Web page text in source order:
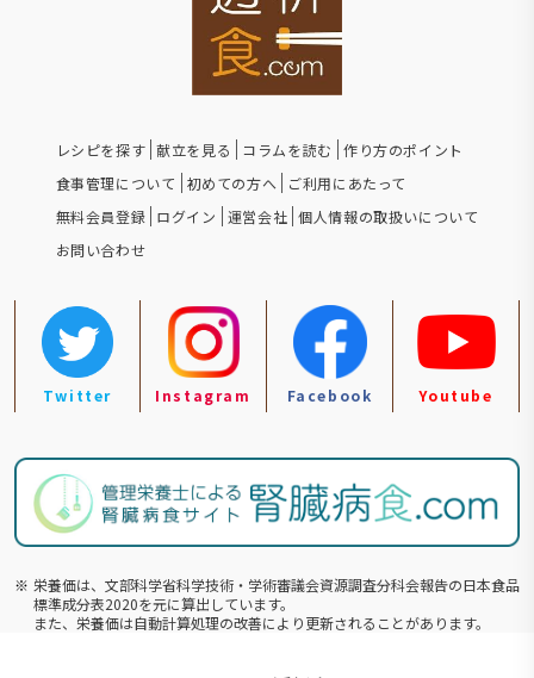
レシピを探す 献立を見る コラムを読む
作り方のポイント
食事管理について
初めての方へ
ご利用にあたって
無料会員登録 ログイン 運営会社 個人情報の取扱いについて
お問い合わせ
Twitter Instagram Facebook Youtube
※ 栄養価は、文部科学省科学技術・学術審議会資源調査分科会報告の⽇本食品
標準成分表2020を元に算出しています。
また、栄養価は自動計算処理の改善により更新されることがあります。